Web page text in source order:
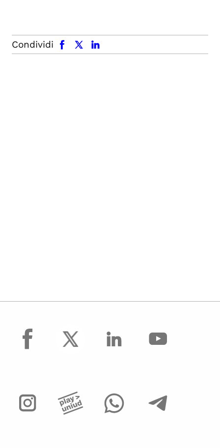
Condividi
facebook x.com linkedin
facebook